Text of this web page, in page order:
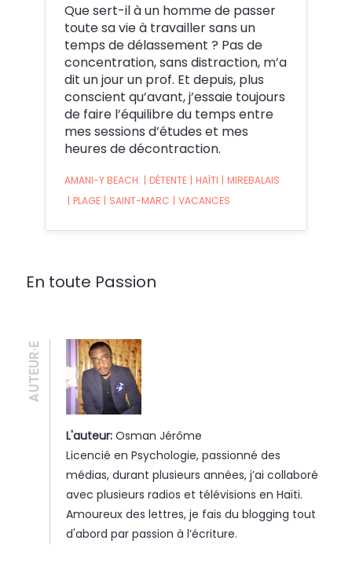
Que sert-il à un homme de passer
toute sa vie à travailler sans un
temps de délassement ? Pas de
concentration, sans distraction, m’a
dit un jour un prof. Et depuis, plus
conscient qu’avant, j’essaie toujours
de faire l’équilibre du temps entre
mes sessions d’études et mes
heures de décontraction.
AMANI-Y BEACH. | DÉTENTE | HAÏTI | MIREBALAIS
| PLAGE | SAINT-MARC | VACANCES
En toute Passion
AUTEUR·E
L'auteur: Osman Jérôme
Licencié en Psychologie, passionné des
médias, durant plusieurs années, j’ai collaboré
avec plusieurs radios et télévisions en Haïti.
Amoureux des lettres, je fais du blogging tout
d'abord par passion à l’écriture.